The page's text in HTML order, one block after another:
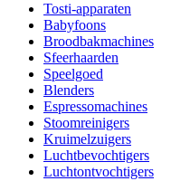
Tosti-apparaten
Babyfoons
Broodbakmachines
Sfeerhaarden
Speelgoed
Blenders
Espressomachines
Stoomreinigers
Kruimelzuigers
Luchtbevochtigers
Luchtontvochtigers